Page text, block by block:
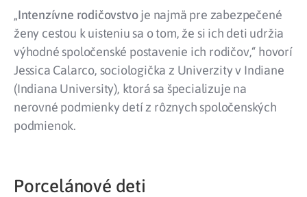
„Intenzívne rodičovstvoje najmä pre zabezpečené
ženy cestou k uisteniu sa o tom, že si ich deti udržia
výhodné spoločenské postavenie ich rodičov,“ hovorí
Jessica Calarco, sociologička z Univerzity v Indiane
(Indiana University), ktorá sa špecializuje na
nerovné podmienky detí z rôznych spoločenských
podmienok.
Porcelánové deti